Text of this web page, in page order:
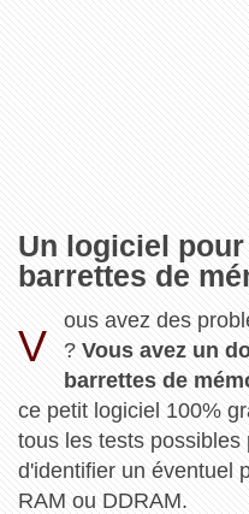
Un logiciel
barrettes de
V
ous avez des
?Vous avez un
barrettes de
ce petit logiciel 100%
tous les tests
d'identifier un éventuel
RAM ou DDRAM.